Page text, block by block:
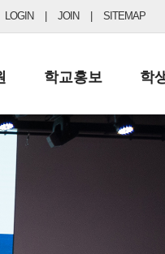
LOGIN JOIN SITEMAP
회
학교홍보
보도자료
학